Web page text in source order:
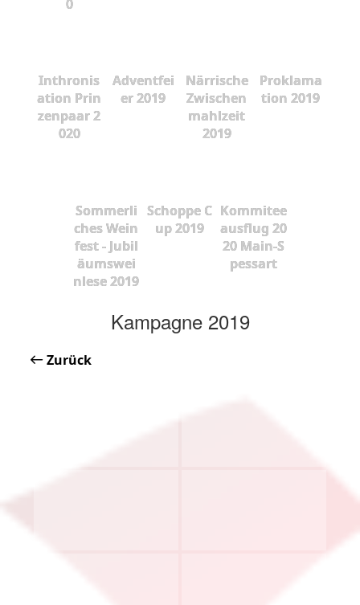
0
Inthronis
ation Prin
zenpaar 2
020
Adventfei
er 2019
Närrische
Zwischen
mahlzeit
2019
Proklama
tion 2019
Sommerli
ches Wein
fest - Jubil
äumswei
nlese 2019
Schoppe C
up 2019
Kommitee
ausflug 20
20 Main-S
pessart
Kampagne 2019
Zurück